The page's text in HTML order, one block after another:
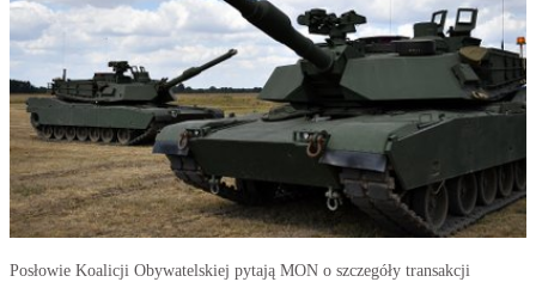
Posłowie Koalicji Obywatelskiej pytają MON o szczegóły transakcji